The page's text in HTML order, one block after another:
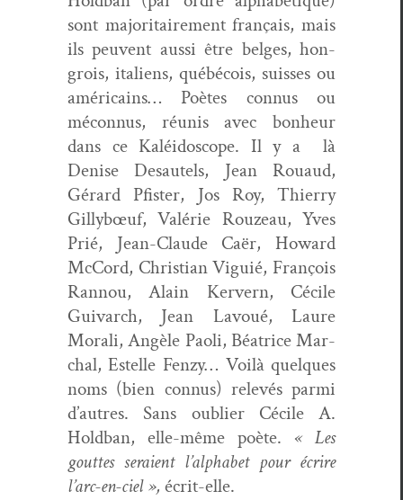
sont majori­taire­ment français, mais
ils peu­vent aus­si être belges, hon­
grois, ital­iens, québé­cois, suiss­es ou
améri­cains… Poètes con­nus ou
mécon­nus, réu­nis avec bon­heur
dans ce Kaléi­do­scope. Il y a
là
Denise Desau­tels, Jean Rouaud,
Gérard Pfis­ter, Jos Roy, Thier­ry
Gilly­bœuf, Valérie Rouzeau, Yves
Prié, Jean-Claude Caër, Howard
McCord, Chris­t­ian Vigu­ié, François
Ran­nou, Alain Kervern, Cécile
Guiv­arch, Jean Lavoué, Lau­re
Morali, Angèle Paoli, Béa­trice Mar­
chal, Estelle Fen­zy… Voilà quelques
noms (bien con­nus) relevés par­mi
d’autres. Sans oubli­er Cécile A.
Hold­ban, elle-même poète. « Les
gouttes seraient l’alphabet pour écrire
l’arc-en-ciel », écrit-elle.